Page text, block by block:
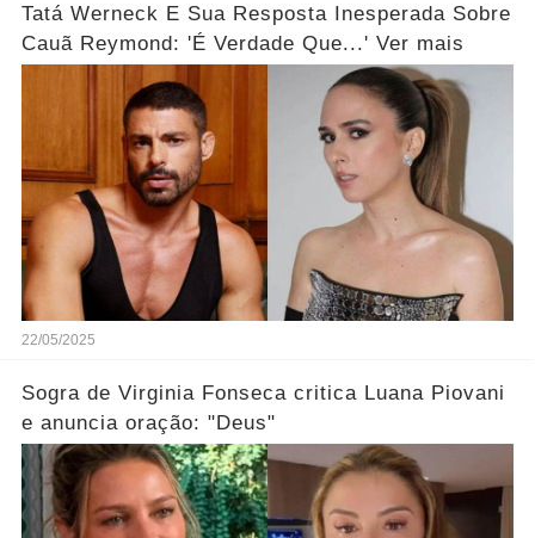
Tatá Werneck E Sua Resposta Inesperada Sobre
Cauã Reymond: 'É Verdade Que...' Ver mais
22/05/2025
Sogra de Virginia Fonseca critica Luana Piovani
e anuncia oração: "Deus"